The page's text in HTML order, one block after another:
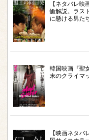
【ネタバレ
価解説。ラス
に懸ける男た
韓国映画『聖
末のクライマ
【映画ネタ